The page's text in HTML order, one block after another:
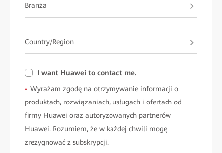
Branża
Country/Region
I want Huawei to contact me.
* Wyrażam zgodę na otrzymywanie informacji o
produktach, rozwiązaniach, usługach i ofertach od
firmy Huawei oraz autoryzowanych partnerów
Huawei. Rozumiem, że w każdej chwili mogę
zrezygnować z subskrypcji.